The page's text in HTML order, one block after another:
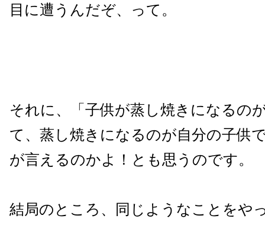
目に遭うんだぞ、って。
それに、「子供が蒸し焼きになるの
て、蒸し焼きになるのが自分の子供
が言えるのかよ！とも思うのです。
結局のところ、同じようなことをや